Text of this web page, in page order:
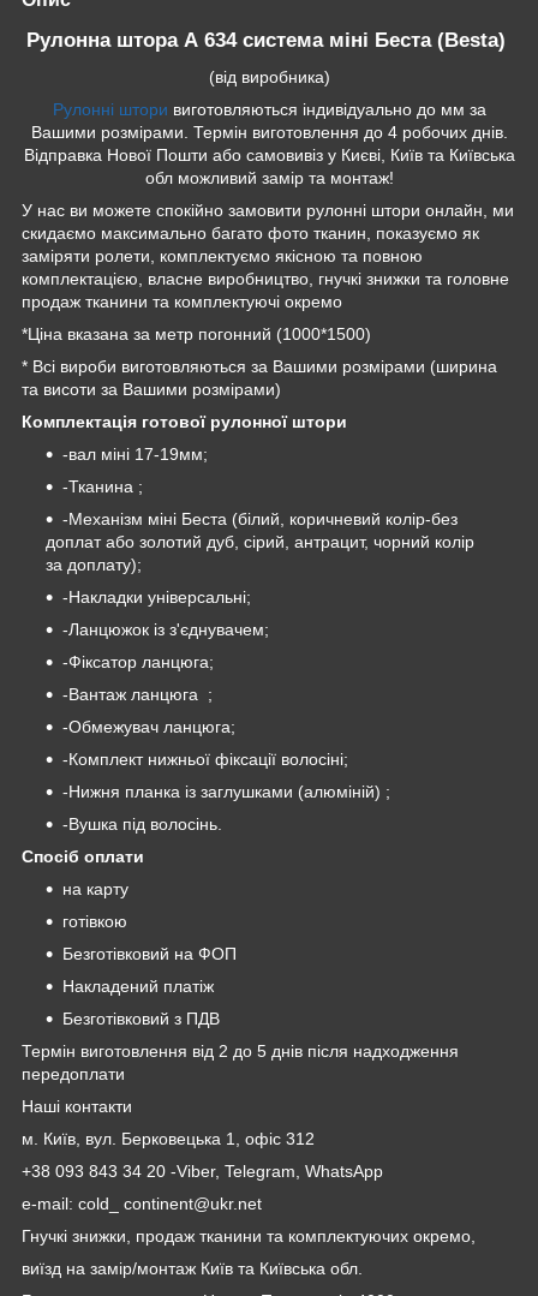
Рулонна штора А 634 система міні Беста (Besta)
(від виробника)
Рулонні штори виготовляються індивідуально до мм за
Вашими розмірами. Термін виготовлення до 4 робочих днів.
Відправка Нової Пошти або самовивіз у Києві, Київ та Київська
обл можливий замір та монтаж!
У нас ви можете спокійно замовити рулонні штори онлайн, ми
скидаємо максимально багато фото тканин, показуємо як
заміряти ролети, комплектуємо якісною та повною
комплектацією, власне виробництво, гнучкі знижки та головне
продаж тканини та комплектуючі окремо
*Ціна вказана за метр погонний (1000*1500)
* Всі вироби виготовляються за Вашими розмірами (ширина
та висоти за Вашими розмірами)
Комплектація готової рулонної штори
-вал міні 17-19мм;
-Тканина ;
-Механізм міні Беста (білий, коричневий колір-без
доплат або золотий дуб, сірий, антрацит, чорний колір
за доплату);
-Накладки універсальні;
-Ланцюжок із з'єднувачем;
-Фіксатор ланцюга;
-Вантаж ланцюга ;
-Обмежувач ланцюга;
-Комплект нижньої фіксації волосіні;
-Нижня планка із заглушками (алюміній) ;
-Вушка під волосінь.
Спосіб оплати
на карту
готівкою
Безготівковий на ФОП
Накладений платіж
Безготівковий з ПДВ
Термін виготовлення від 2 до 5 днів після надходження
передоплати
Наші контакти
м. Київ, вул. Берковецька 1, офіс 312
+38 093 843 34 20 -Viber, Telegram, WhatsApp
e-mail: cold_ continent@ukr.net
Гнучкі знижки, продаж тканини та комплектуючих окремо,
виїзд на замір/монтаж Київ та Київська обл.